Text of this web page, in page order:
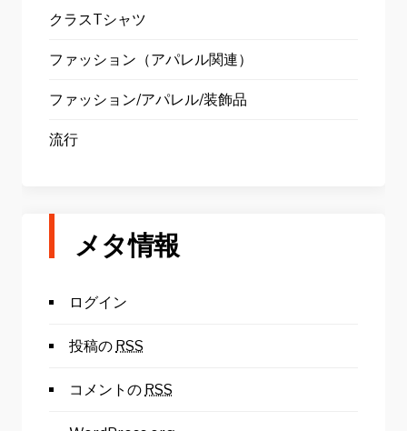
クラスTシャツ
ファッション（アパレル関連）
ファッション/アパレル/装飾品
流行
メタ情報
ログイン
投稿の RSS
コメントの RSS